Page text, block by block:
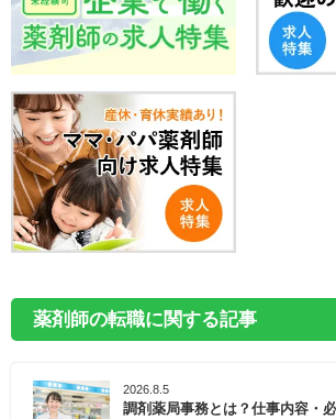
薬剤師の転職に関する記事
2026.8.5
調剤薬局事務とは？仕事内容・